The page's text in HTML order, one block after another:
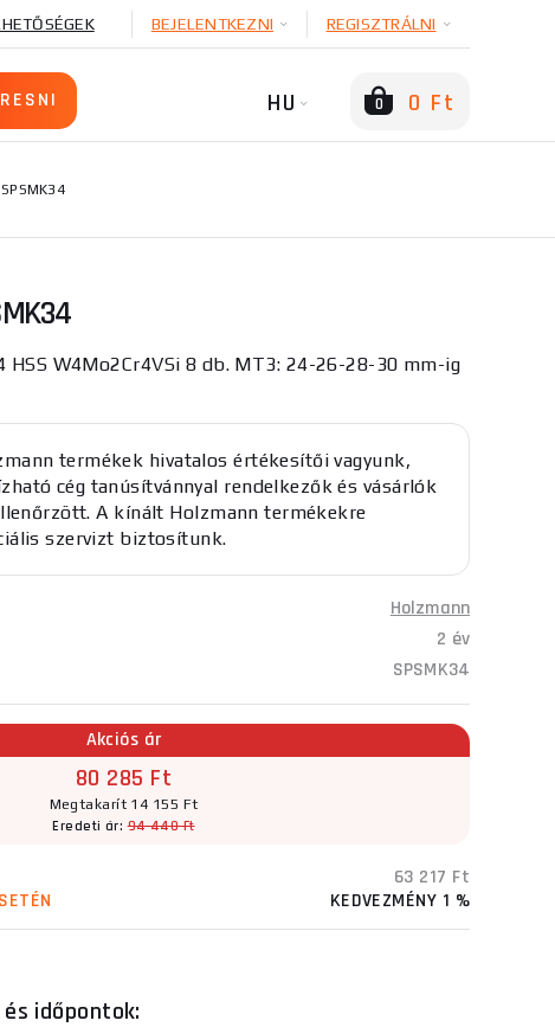
BEJELENTKEZNI REGISZTRÁLNI
HU 0 0 Ft
HSS W4Mo2Cr4VSi 8 db. MT3: 24-26-28-30 mm-ig
termékek hivatalos értékesítői vagyunk,
cég tanúsítvánnyal rendelkezők és vásárlók
A kínált Holzmann termékekre
szervizt biztosítunk.
Holzmann
2 év
SPSMK34
Akciós ár
80 285 Ft
Megtakarít 14 155 Ft
Eredeti ár:94 440 Ft
63 217 Ft
KEDVEZMÉNY 1 %
időpontok: